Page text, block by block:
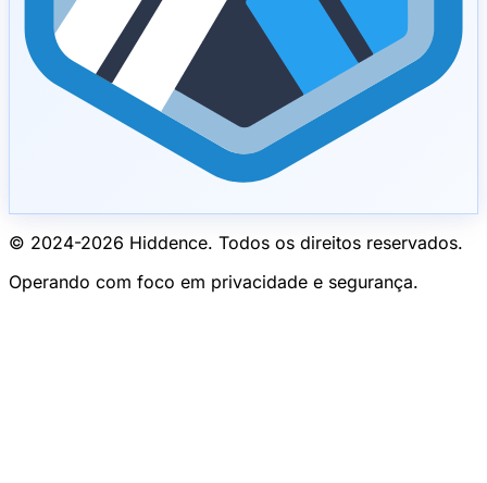
© 2024-2026 Hiddence. Todos os direitos reservados.
Operando com foco em privacidade e segurança.